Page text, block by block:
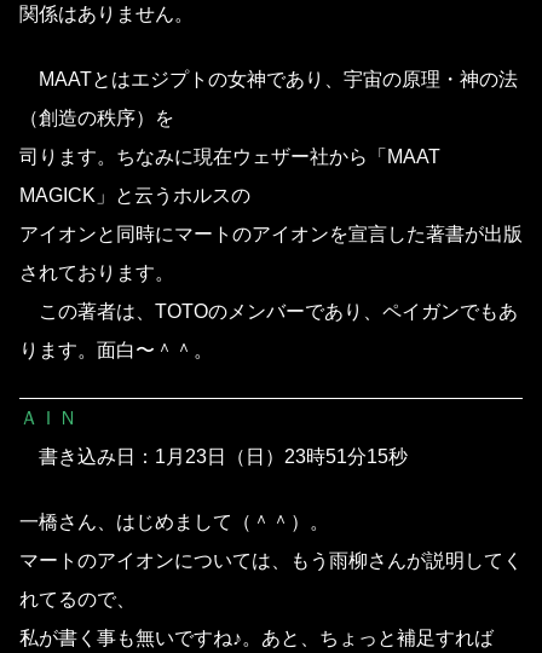
関係はありません。
MAATとはエジプトの女神であり、宇宙の原理・神の法
（創造の秩序）を
司ります。ちなみに現在ウェザー社から「MAAT
MAGICK」と云うホルスの
アイオンと同時にマートのアイオンを宣言した著書が出版
されております。
この著者は、TOTOのメンバーであり、ペイガンでもあ
ります。面白〜＾＾。
ＡＩＮ
書き込み日：1月23日（日）23時51分15秒
一橋さん、はじめまして（＾＾）。
マートのアイオンについては、もう雨柳さんが説明してく
れてるので、
私が書く事も無いですね♪。あと、ちょっと補足すれば